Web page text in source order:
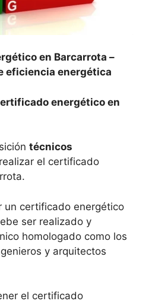
en Barcarrota –
eficiencia energética
energético en
técnicos
el certificado
un certificado energético
ser realizado y
homologado como los
y arquitectos
el certificado